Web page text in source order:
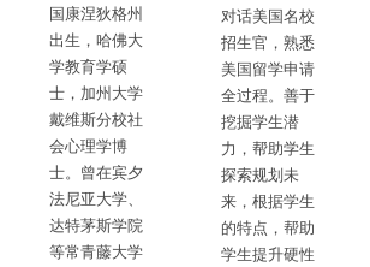
国康涅狄格州
出生，哈佛大
学教育学硕
士，加州大学
戴维斯分校社
会心理学博
士。曾在宾夕
法尼亚大学、
达特茅斯学院
等常青藤大学
对话美国名校
招生官，熟悉
美国留学申请
全过程。善于
挖掘学生潜
力，帮助学生
探索规划未
来，根据学生
的特点，帮助
学生提升硬性